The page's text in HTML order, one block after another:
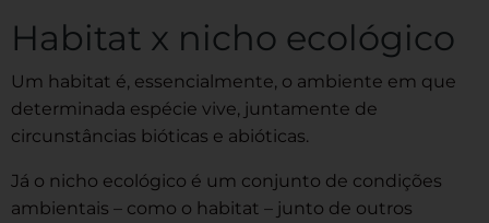
Habitat x nicho ecológico
Um habitat é, essencialmente, o ambiente em que
determinada espécie vive, juntamente de
circunstâncias bióticas e abióticas.
Já o nicho ecológico é um conjunto de condições
ambientais – como o habitat – junto de outros